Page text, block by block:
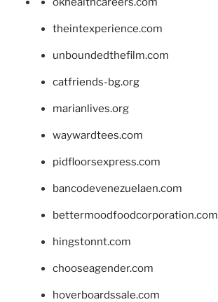
theintexperience.com
unboundedthefilm.com
catfriends-bg.org
marianlives.org
waywardtees.com
pidfloorsexpress.com
bancodevenezuelaen.com
bettermoodfoodcorporation.com
hingstonnt.com
chooseagender.com
hoverboardssale.com